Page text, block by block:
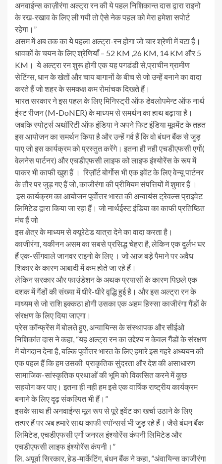
अनवाईन्स काज़ीरंगा अल्ट्रा रन की ये पहल निशिकान्त दास द्वारा राइनो
के रख-रखाव के लिए ली गयी तो ऐसे नेक पहल को मेरा हमेशा सपोर्ट
रहेगा।”
असम में अब तक का ये पहला अल्ट्रा-रन होगा जो चार श्रेणी में बटा हैं।
धावकों के चयन के लिए श्रेणियाँ – 52 KM ,26 KM, 14 KM और 5
KM। ये अल्ट्रा रन शुरू होगी एक यह पगडंडी से,प्राचीन ग्रामीण
सेटिंग्स, धान के खेतों और चाय बागानों के बीच से जो उन्हें बनाने का वादा
करते हैं जो शहर के समकक्ष कम रोमांचक दिखते हैं।
भारत सरकार ने इस पहल के लिए मिनिस्ट्री ऑफ डेवलोपमेन्ट ऑफ नार्थ
ईस्ट रीजन (M-DoNER) के माध्यम से समर्थन का हाथ बढ़ाया है।
जबकि स्पोर्ट्स अथॉरिटी ऑफ इंडिया ने अपने फिट इंडिया मूवमेंट के तहत
इस आयोजन का समर्थन किया है और उन्हें गर्व हैं कि वो बंधन बैंक से जुड़
पाए जो इस कार्यक्रम को प्रस्तुत करेंगे। इतना ही नही एचडीएफसी एर्गो(
वेलनेस पार्टनर) और एचडीएफसी लाइफ को लाइफ इंश्योरेंस के रूप में
पाकर भी काफी खुश हैं । रिज़ॉर्ट बोर्गोस भी एक इवेंट के लिए वेन्यू पार्टनर
के तौर पर जुड़ गए हैं जो, काजीरंगा की प्रीमियम संपत्तियों में शुमार हैं ।
इस कार्यक्रम का आयोजन पूर्वोत्तर भारत की अन्वायंस ट्रेवल्स प्राइवेट
लिमिटेड द्वारा किया जा रहा हैं। जो नार्थईस्ट इंडिया का काफी प्रतिष्ठित
मंच हैं जो
इस क्षेत्र के माध्यम से क्यूरेटेड यात्रा देने का वादा करता है।
काजीरंगा, यकीनन असम का सबसे प्रसिद्ध चेहरा है, लेकिन एक दुर्लभ घर
हैं एक-सींगवाले जानवर राइनो के लिए । जो आज बड़े पैमाने पर अवैध
शिकार के कारण आबादी में कम होते जा रहे हैं।
लेकिन सरकार और फाउंडेशन के अथक प्रयासों के कारण पिछले एक
दशक में गैंडों की संख्या में धीरे-धीरे वृद्धि हुई है। और इस अल्ट्रा रन के
माध्यम से जो राशि इक्कठा होगी उसका एक अहम हिस्सा काजीरंगा गैंडों के
संरक्षण के लिए दिया जाएगा।
प्रेस कॉन्फ्रेंस में बोलते हुए, अन्वायिन्स के संस्थापक और सीईओ
निशिकांत दास ने कहा, “यह अल्ट्रा रन का उद्देश्य न केवल गैंडों के संरक्षण
में योगदान देना है, बल्कि पूर्वोत्तर भारत के लिए हमारे इस गहरे अध्ययन की
एक पहल हैं कि हम उसकी प्राकृतिक सुंदरता और देश की असाधारण
सामाजिक-सांस्कृतिक प्रथाओं की भूमि को विकसित करने में कुछ
सहयोग कर पाए। इतना ही नही हम इसे एक वार्षिक राष्ट्रीय कार्यक्रम
बनाने के लिए दृढ़ संकल्पित भी हैं।”
इसके साथ ही अनवाईन्स मूल रूप से पूरे इवेंट का खर्चा उठाने के लिए
तत्पर हैं पर अब हमारे साथ काफी स्पॉन्सर्स भी जुड़ रहे हैं। जैसे बंधन बैंक
लिमिटेड, एचडीएफसी एर्गो जनरल इंश्योरेंस कंपनी लिमिटेड और
एचडीएफसी लाइफ इंश्योरेंस कंपनी।”
लि. अपूर्वा सिरकार, हेड-मार्केटिंग, बंधन बैंक ने कहा, ”अंवायिन्स काजीरंगा